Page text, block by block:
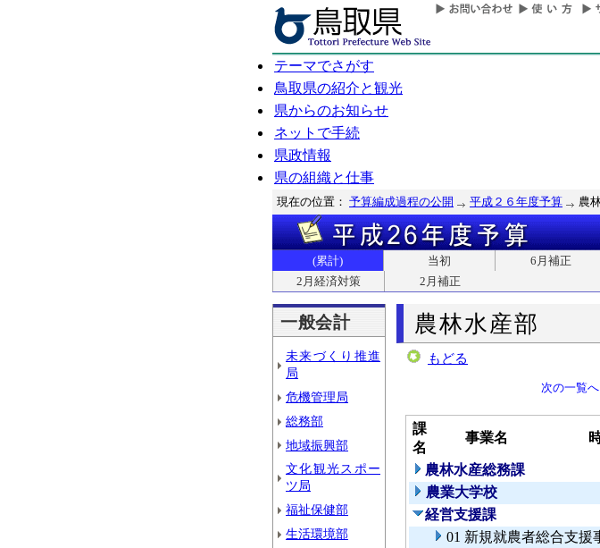
テーマでさがす
鳥取県の紹介と観光
県からのお知らせ
ネットで手続
県政情報
県の組織と仕事
現在の位置： 予算編成過程の公開 平成２６年度予算 農
(累計) 当初 6月補正
2月経済対策
2月補正
一般会計
未来づくり推進
局
危機管理局
総務部
地域振興部
文化観光スポー
ツ局
福祉保健部
生活環境部
農林水産部
もどる
次の一覧へ
課
名
事業名
農林水産総務課
農業大学校
経営支援課
01 新規就農者総合支援